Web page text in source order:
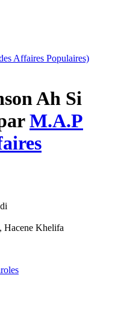
Affaires Populaires)
Ah Si
M.A.P
Hacene Khelifa